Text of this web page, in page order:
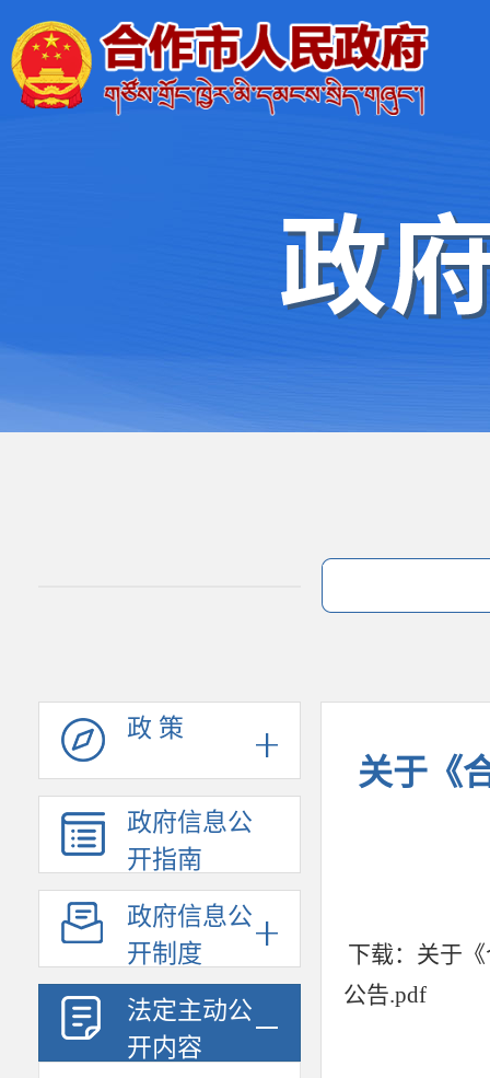
政 策
政府信息公
开指南
政府信息公
开制度
法定主动公
开内容
关于《
下载： 关于
公告.pdf